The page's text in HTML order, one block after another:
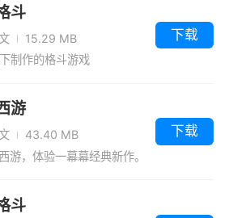
斗
15.29 MB
制作的格斗游戏
下载
游
43.40 MB
游，体验一幕幕经典新作。
下载
斗